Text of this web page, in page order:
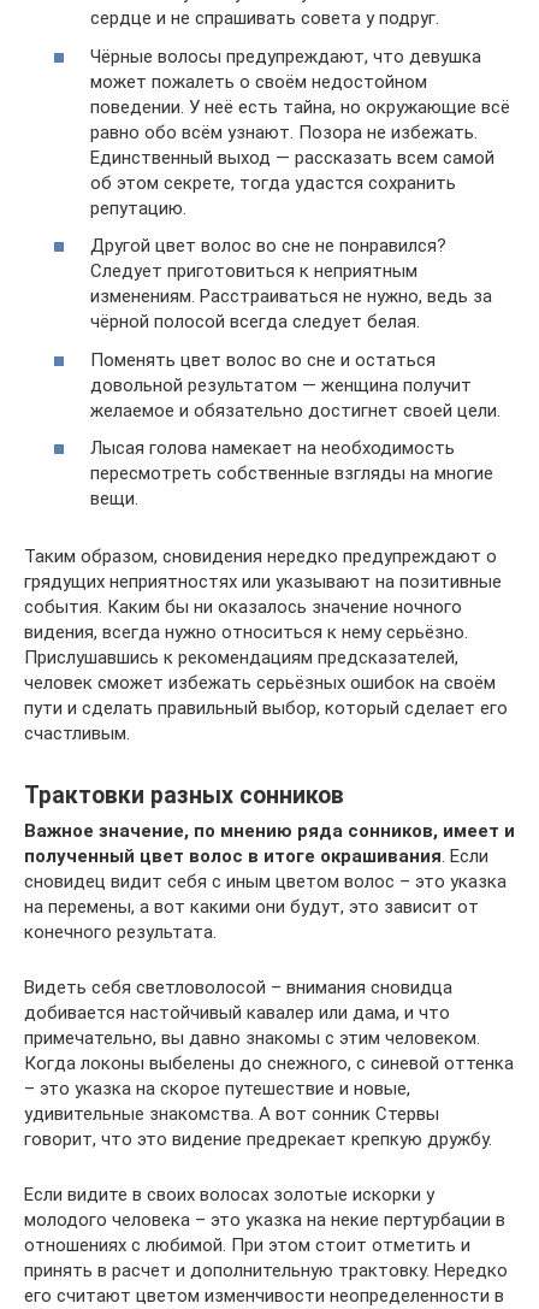
сердце и не спрашивать совета у подруг.
Чёрные волосы предупреждают, что девушка
может пожалеть о своём недостойном
поведении. У неё есть тайна, но окружающие всё
равно обо всём узнают. Позора не избежать.
Единственный выход — рассказать всем самой
об этом секрете, тогда удастся сохранить
репутацию.
Другой цвет волос во сне не понравился?
Следует приготовиться к неприятным
изменениям. Расстраиваться не нужно, ведь за
чёрной полосой всегда следует белая.
Поменять цвет волос во сне и остаться
довольной результатом — женщина получит
желаемое и обязательно достигнет своей цели.
Лысая голова намекает на необходимость
пересмотреть собственные взгляды на многие
вещи.
Таким образом, сновидения нередко предупреждают о
грядущих неприятностях или указывают на позитивные
события. Каким бы ни оказалось значение ночного
видения, всегда нужно относиться к нему серьёзно.
Прислушавшись к рекомендациям предсказателей,
человек сможет избежать серьёзных ошибок на своём
пути и сделать правильный выбор, который сделает его
счастливым.
Трактовки разных сонников
Важное значение, по мнению ряда сонников, имеет и
полученный цвет волос в итоге окрашивания. Если
сновидец видит себя с иным цветом волос – это указка
на перемены, а вот какими они будут, это зависит от
конечного результата.
Видеть себя светловолосой – внимания сновидца
добивается настойчивый кавалер или дама, и что
примечательно, вы давно знакомы с этим человеком.
Когда локоны выбелены до снежного, с синевой оттенка
– это указка на скорое путешествие и новые,
удивительные знакомства. А вот сонник Стервы
говорит, что это видение предрекает крепкую дружбу.
Если видите в своих волосах золотые искорки у
молодого человека – это указка на некие пертурбации в
отношениях с любимой. При этом стоит отметить и
принять в расчет и дополнительную трактовку. Нередко
его считают цветом изменчивости неопределенности в